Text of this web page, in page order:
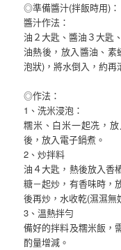
◎準備醬汁(拌飯時用)：
醬汁作法：
油２大匙、醬油３大匙
油熱後，放入醬油、
泡狀)，將水倒入，約再
◎作法：
1、洗米浸泡：
糯米、白米一起冼，
後，放入電子鍋煮。
2、炒拌料
油４大匙，熱後放入香
糖－起炒，有香味時，
後再炒，水收乾(濕濕無
3、溫熱拌勻
備好的拌料及糯米飯，
酌量增減。